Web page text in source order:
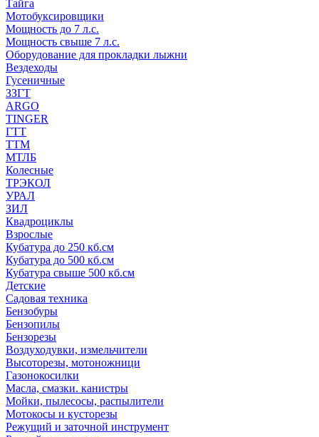
Тайга
Мотобуксировщики
Мощность до 7 л.с.
Мощность свыше 7 л.с.
Оборудование для прокладки лыжни
Вездеходы
Гусеничные
ЗЗГТ
ARGO
TINGER
ГТТ
ТТМ
МТЛБ
Колесные
ТРЭКОЛ
УРАЛ
ЗИЛ
Квадроциклы
Взрослые
Кубатура до 250 кб.см
Кубатура до 500 кб.см
Кубатура свыше 500 кб.см
Детские
Садовая техника
Бензобуры
Бензопилы
Бензорезы
Воздуходувки, измельчители
Высоторезы, мотоножници
Газонокосилки
Масла, смазки. канистры
Мойки, пылесосы, распылители
Мотокосы и кусторезы
Режущий и заточной инструмент